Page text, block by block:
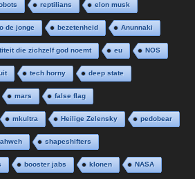
reptilians elon musk
de jonge bezetenheid Anunnaki
die zichzelf god noemt eu NOS
tech horny deep state
mars false flag
mkultra Heilige Zelensky pedobear
shapeshifters
booster jabs klonen NASA